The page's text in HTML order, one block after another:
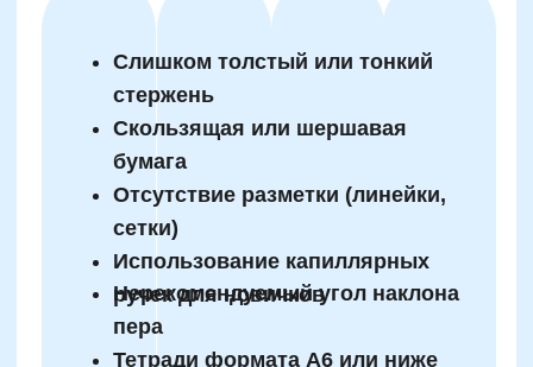
Типичные ошибки при
копировании образцов
букв и как научиться
замечать детали